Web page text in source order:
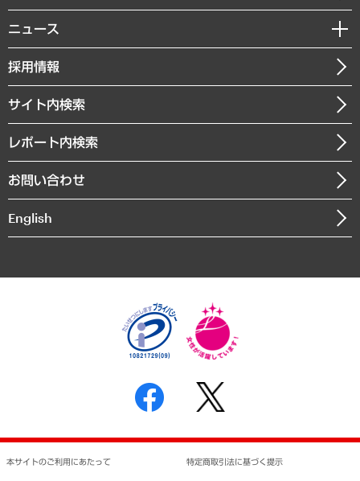
共生・ダイバーシティ
GRC（ガバナンス・リスク・コンプライアンス）・防災（政策）
経済・産業・雇用・労働
まちづくり・観光・交通・スポーツ・スマートシティ
自然資源・農林水産業・食料システム
経営用語集
受託・受注実績（官公庁関連）
メディア掲載・出演
MUFGビジネスセミナー
受託案件情報
私たちの想い
社長メッセージ
会社概要
沿革
組織図・本部部室紹介
インドネシア現地法人
個人情報保護方針
反社会的勢力に対する基本方針
書面による個人情報の開示等の請求の手続きについて
ニュース
ニュースリリース
お知らせ
採用情報
サイト内検索
レポート内検索
お問い合わせ
English
本サイトのご利用にあたって 特定商取引法に基づく提示